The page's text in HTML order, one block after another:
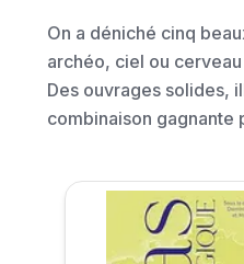
On a déniché cinq
archéo, ciel ou
Des ouvrages solides,
combinaison gagnante